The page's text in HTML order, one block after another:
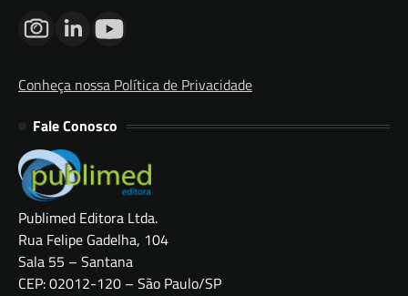
Conheça nossa Política de Privacidade
Fale Conosco
Publimed Editora Ltda.
Rua Felipe Gadelha, 104
Sala 55 – Santana
CEP: 02012-120 – São Paulo/SP